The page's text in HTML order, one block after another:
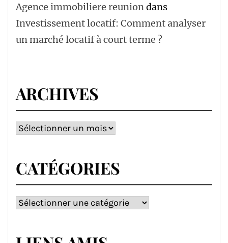
Agence immobiliere reuniondans
Investissement locatif: Comment analyser
un marché locatif à court terme ?
ARCHIVES
Archives
CATÉGORIES
Catégories